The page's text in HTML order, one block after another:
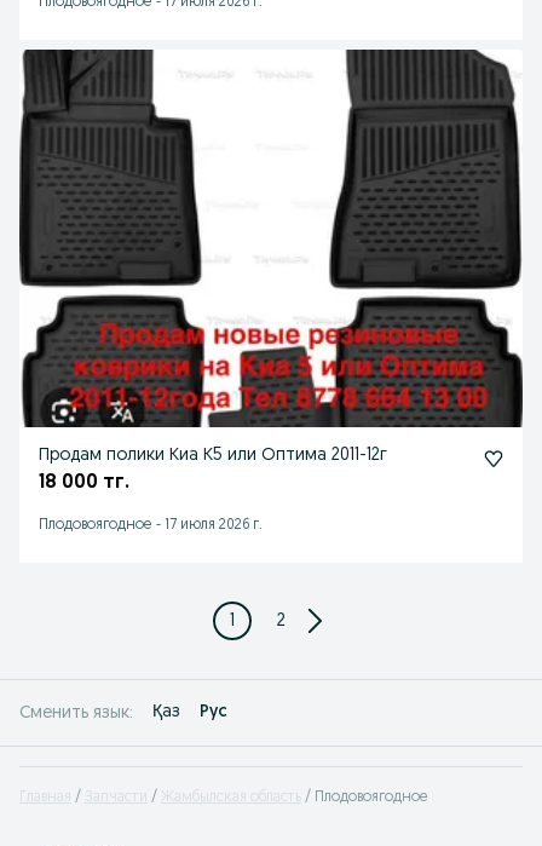
Продам полики Киа К5 или Оптима 2011-12г
18 000 тг.
Плодовоягодное - 17 июля 2026 г.
1 2
Сменить язык: Қаз Рус
Главная Запчасти Жамбылская область Плодовоягодное